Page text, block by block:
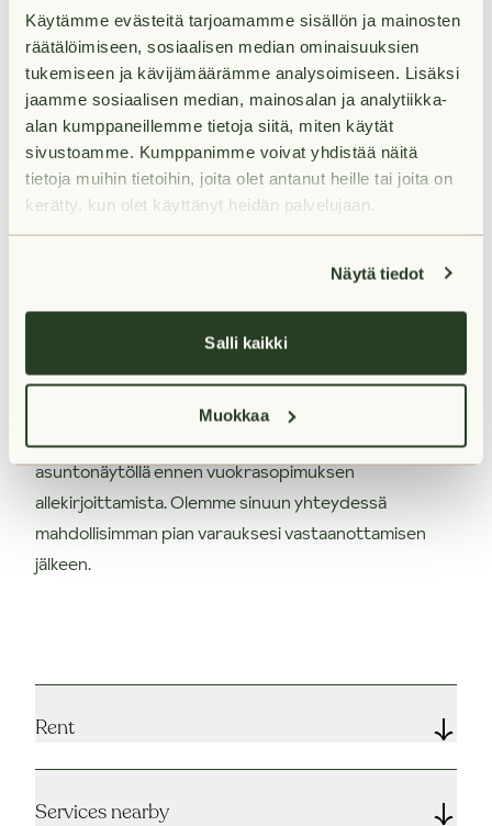
Käytämme evästeitä tarjoamamme sisällön ja mainosten
räätälöimiseen, sosiaalisen median ominaisuuksien
tukemiseen ja kävijämäärämme analysoimiseen. Lisäksi
jaamme sosiaalisen median, mainosalan ja analytiikka-
alan kumppaneillemme tietoja siitä, miten käytät
sivustoamme. Kumppanimme voivat yhdistää näitä
tietoja muihin tietoihin, joita olet antanut heille tai joita on
kerätty, kun olet käyttänyt heidän palvelujaan.
Näytä tiedot
Salli kaikki
Muokkaa
Vuokrasopimuksen ehdot
Vuokrasopimus on toistaiseksi voimassa oleva.
Sopimuksen ensimmäinen mahdollinen päättymispäivä
on 12 kuukauden kuluttua. Edellytämme puhtaita
luottotietoja ja tarkistamme vuokranmaksukyvyn.
Laaja kotivakuutus vastuuosineen vaaditaan. Asukas
Olisiko tässä uusi kotisi?
Varaa asunto itsellesi klikkaamalla "Vuokraa asunto" ja
muuta uuteen huolettomaan kotiisi! Varausta
tehdessä voit kertoa meille, haluatko käydä
asuntonäytöllä ennen vuokrasopimuksen
allekirjoittamista. Olemme sinuun yhteydessä
mahdollisimman pian varauksesi vastaanottamisen
jälkeen.
Rent
Services nearby